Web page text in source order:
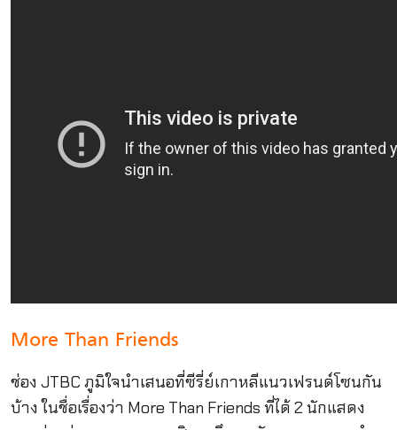
More Than Friends
ช่อง JTBC ภูมิใจนำเสนอที่ซีรี่ย์เกาหลีแนวเฟรนด์โซนกัน
บ้าง ในชื่อเรื่องว่า More Than Friends ที่ได้ 2 นักแสดง